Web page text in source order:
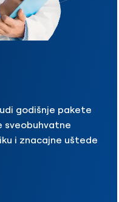
godišnje pakete
sveobuhvatne
i znacajne uštede